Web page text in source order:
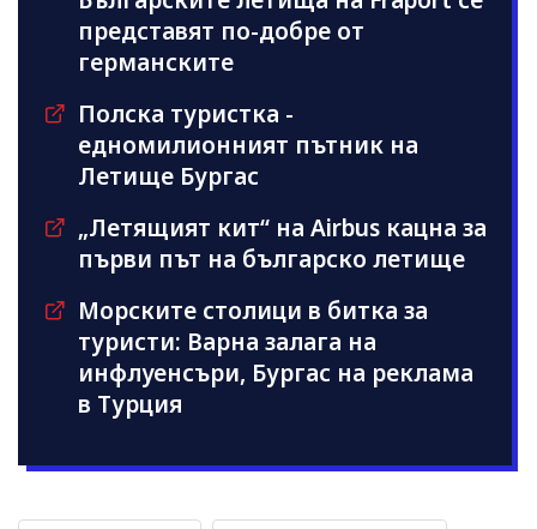
представят по-добре от
германските
Полска туристка -
едномилионният пътник на
Летище Бургас
„Летящият кит“ на Airbus кацна за
първи път на българско летище
Морските столици в битка за
туристи: Варна залага на
инфлуенсъри, Бургас на реклама
в Турция